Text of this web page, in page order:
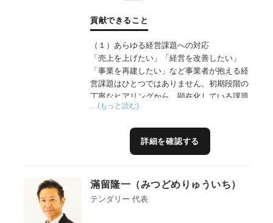
貢献できること
（１）あらゆる経営課題への対応
「売上を上げたい」「経営を改善したい」
「事業を再建したい」など事業者が抱える経
営課題はひとつではありません。初期段階の
丁寧なヒアリングから、顕在化している課題
のみならず、経営者が気づいていない潜在的
（２）専門性の高いアドバイス
経営、財務、組織、マーケティング、ブラン
つ一つの課題解決により事業者を最終ゴール
へと導きます。
…(もっと読む)
詳細を確認する
滿留隆一（みつどめりゅういち）
テンダリー 代表